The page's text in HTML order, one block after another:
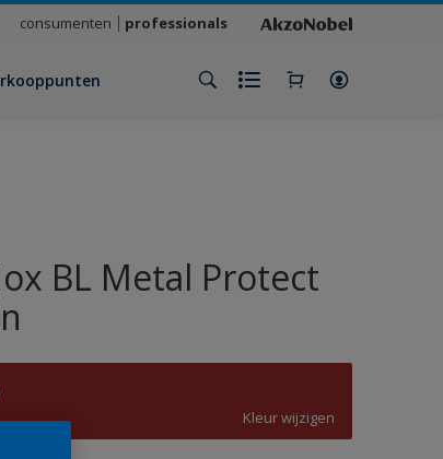
consumenten professionals
BL Metal Protect
Kleur wijzigen